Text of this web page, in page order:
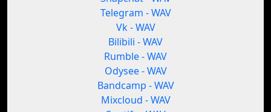
Telegram - WAV
Vk - WAV
Bilibili - WAV
Rumble - WAV
Odysee - WAV
Bandcamp - WAV
Mixcloud - WAV